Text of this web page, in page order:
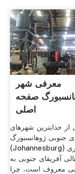
معرفی شهر
صفحه
اصلی
از جذابترین شهرهای
جنوبی ژوهانسبورگ
(Johannesburg) است. شهری
آفریقای جنوبی به
معروف است، چرا